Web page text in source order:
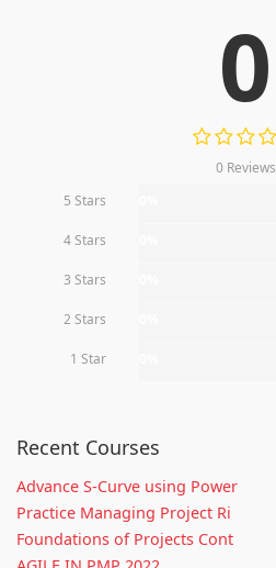
0
0 Reviews
5 Stars
4 Stars
3 Stars
2 Stars
1 Star
Recent Courses
Advance S-Curve using Power
Practice Managing Project Ri
Foundations of Projects Cont